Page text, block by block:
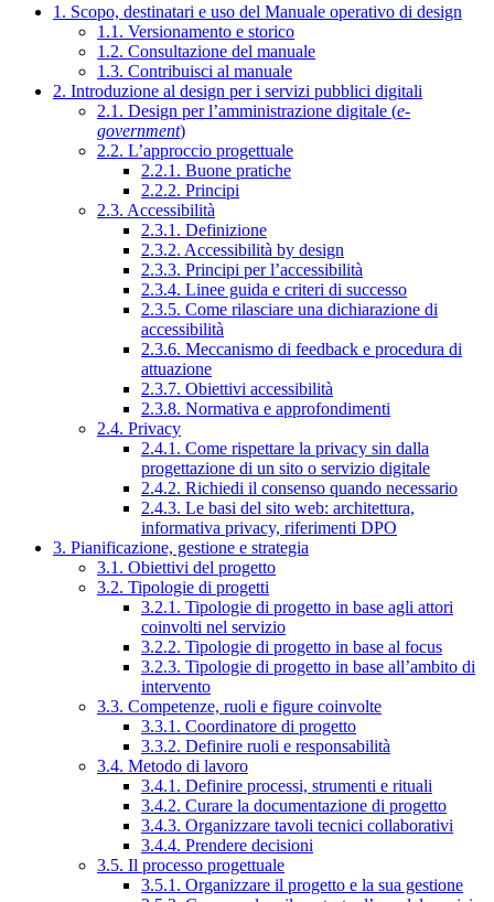
1. Scopo, destinatari e uso del Manuale operativo di design
1.1. Versionamento e storico
1.2. Consultazione del manuale
1.3. Contribuisci al manuale
2. Introduzione al design per i servizi pubblici digitali
2.1. Design per l’amministrazione digitale (e-
government)
2.2. L’approccio progettuale
2.2.1. Buone pratiche
2.2.2. Principi
2.3. Accessibilità
2.3.1. Definizione
2.3.2. Accessibilità by design
2.3.3. Principi per l’accessibilità
2.3.4. Linee guida e criteri di successo
2.3.5. Come rilasciare una dichiarazione di
accessibilità
2.3.6. Meccanismo di feedback e procedura di
attuazione
2.3.7. Obiettivi accessibilità
2.3.8. Normativa e approfondimenti
2.4. Privacy
2.4.1. Come rispettare la privacy sin dalla
progettazione di un sito o servizio digitale
2.4.2. Richiedi il consenso quando necessario
2.4.3. Le basi del sito web: architettura,
informativa privacy, riferimenti DPO
3. Pianificazione, gestione e strategia
3.1. Obiettivi del progetto
3.2. Tipologie di progetti
3.2.1. Tipologie di progetto in base agli attori
coinvolti nel servizio
3.2.2. Tipologie di progetto in base al focus
3.2.3. Tipologie di progetto in base all’ambito di
intervento
3.3. Competenze, ruoli e figure coinvolte
3.3.1. Coordinatore di progetto
3.3.2. Definire ruoli e responsabilità
3.4. Metodo di lavoro
3.4.1. Definire processi, strumenti e rituali
3.4.2. Curare la documentazione di progetto
3.4.3. Organizzare tavoli tecnici collaborativi
3.4.4. Prendere decisioni
3.5. Il processo progettuale
3.5.1. Organizzare il progetto e la sua gestione